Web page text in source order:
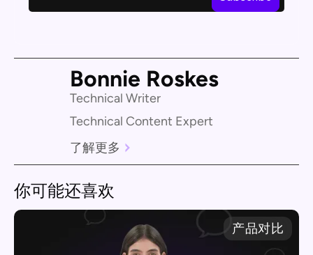
Bonnie Roskes
Technical Writer
Technical Content Expert
了解更多
你可能还喜欢
产品对比